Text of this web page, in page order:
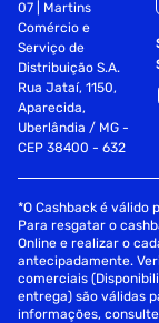
07 | Martins
Comércio e
Serviço de
Distribuição S.A.
Rua Jataí, 1150,
Aparecida,
Uberlândia / MG -
CEP 38400 - 632
*O Cashback é válido
Para resgatar o
Online e realizar o
antecipadamente.
comerciais
entrega) são válidas
informações, consulte